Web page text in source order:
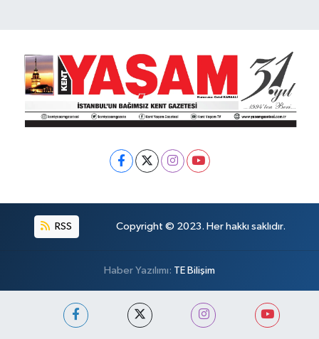
RSS Copyright © 2023. Her hakkı saklıdır.
Haber Yazılımı: TE Bilişim